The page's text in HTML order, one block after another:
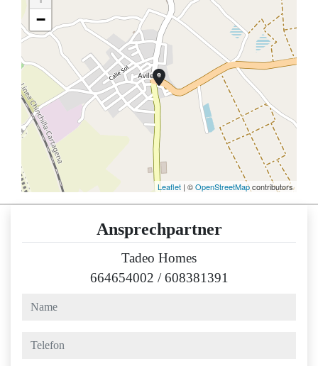
−
Leaflet | ©OpenStreetMapcontributors
Ansprechpartner
Tadeo Homes
664654002 /608381391
name
telefon